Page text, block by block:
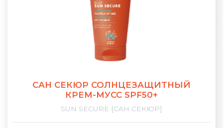
САН СЕКЮР СОЛНЦЕЗАЩИТНЫЙ
КРЕМ-МУСС SPF50+
SUN SECURE [САН СЕКЮР]